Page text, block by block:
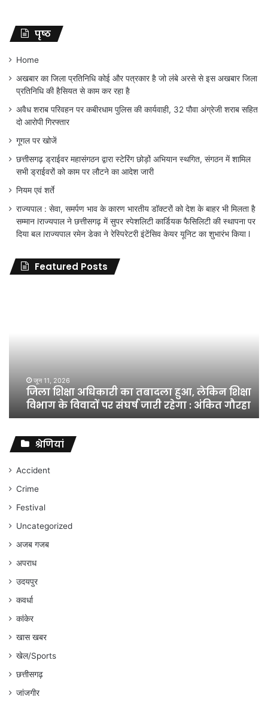
पृष्ठ
Home
अखबार का जिला प्रतिनिधि कोई और पत्रकार है जो लंबे अरसे से इस अखबार जिला
प्रतिनिधि की हैसियत से काम कर रहा है
अवैध शराब परिवहन पर कबीरधाम पुलिस की कार्यवाही, 32 पौवा अंग्रेजी शराब सहित
दो आरोपी गिरफ्तार
गूगल पर खोजें
छत्तीसगढ़ ड्राईवर महासंगठन द्वारा स्टेरिंग छोड़ों अभियान स्थगित, संगठन में शामिल
सभी ड्राईवरों को काम पर लौटने का आदेश जारी
नियम एवं शर्ते
राज्यपाल : सेवा, समर्पण भाव के कारण भारतीय डॉक्टरों को देश के बाहर भी मिलता है
सम्मान lराज्यपाल ने छत्तीसगढ़ में सुपर स्पेशलिटी कार्डियक फैसिलिटी की स्थापना पर
दिया बल lराज्यपाल रमेन डेका ने रेस्पिरेटरी इंटेंसिव केयर यूनिट का शुभारंभ किया l
Featured Posts
विवादों
संघर्ष
जारी
रहेगा
अंकित
गौरहा
जून 11, 2026
जिला शिक्षा अधिकारी का तबादला हुआ, लेकिन शिक्षा
विभाग के विवादों पर संघर्ष जारी रहेगा : अंकित गौरहा
श्रेणियां
Accident
Crime
Festival
Uncategorized
अजब गजब
अपराध
उदयपुर
कवर्धा
कांकेर
खास खबर
खेल/Sports
छत्तीसगढ़
जांजगीर